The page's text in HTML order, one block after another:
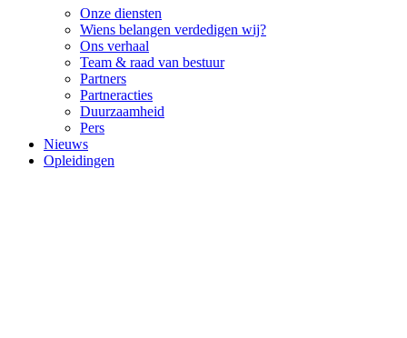
Onze diensten
Wiens belangen verdedigen wij?
Ons verhaal
Team & raad van bestuur
Partners
Partneracties
Duurzaamheid
Pers
Nieuws
Opleidingen